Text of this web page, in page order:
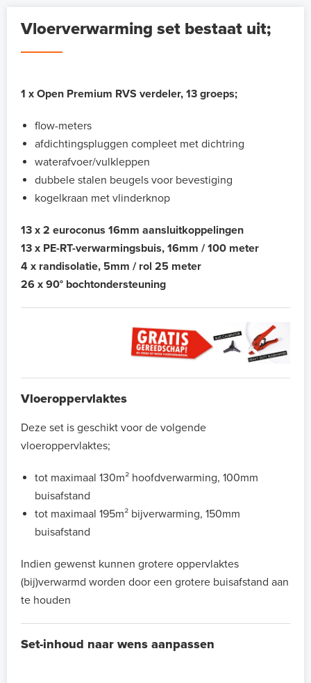
Vloerverwarming set bestaat uit;
1 x Open Premium RVS verdeler, 13 groeps;
flow-meters
afdichtingspluggen compleet met dichtring
waterafvoer/vulkleppen
dubbele stalen beugels voor bevestiging
kogelkraan met vlinderknop
13 x 2 euroconus 16mm aansluitkoppelingen
13 x PE-RT-verwarmingsbuis, 16mm / 100 meter
4 x randisolatie, 5mm / rol 25 meter
26 x 90° bochtondersteuning
Vloeroppervlaktes
Deze set is geschikt voor de volgende
vloeroppervlaktes;
tot maximaal 130m² hoofdverwarming, 100mm
buisafstand
tot maximaal 195m² bijverwarming, 150mm
buisafstand
Indien gewenst kunnen grotere oppervlaktes
(bij)verwarmd worden door een grotere buisafstand aan
te houden
Set-inhoud naar wens aanpassen